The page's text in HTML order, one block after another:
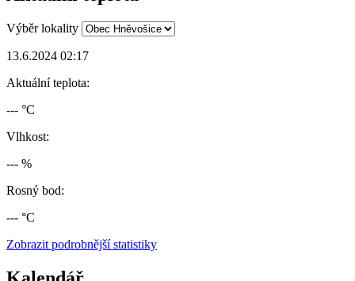
Výběr lokality
13.6.2024 02:17
Aktuální teplota:
--- °C
Vlhkost:
--- %
Rosný bod:
--- °C
Zobrazit podrobnější statistiky